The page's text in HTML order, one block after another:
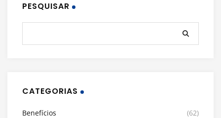
PESQUISAR
CATEGORIAS
Benefícios
(62)